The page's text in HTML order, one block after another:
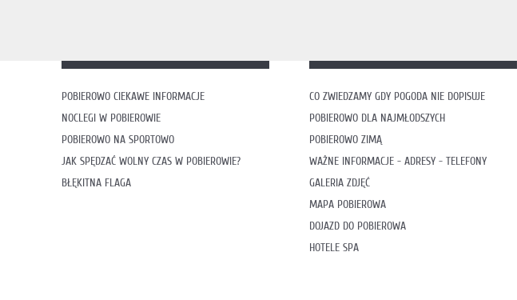
POBIEROWO CIEKAWE INFORMACJE
NOCLEGI W POBIEROWIE
POBIEROWO NA SPORTOWO
JAK SPĘDZAĆ WOLNY CZAS W POBIEROWIE?
BŁĘKITNA FLAGA
CO ZWIEDZAMY GDY POGODA NIE DOPISUJE
POBIEROWO DLA NAJMŁODSZYCH
POBIEROWO ZIMĄ
WAŻNE INFORMACJE - ADRESY - TELEFONY
GALERIA ZDJĘĆ
MAPA POBIEROWA
DOJAZD DO POBIEROWA
HOTELE SPA